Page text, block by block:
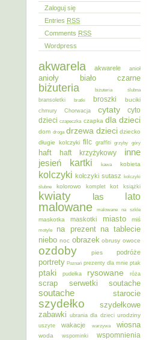
Zaloguj się
Entries RSS
Comments RSS
Wordpress
akwarela akwarele anioł
anioły biało czarne
biżuteria
biżuteria ślubna
bransoletki
bratki broszki buciki
chmury Chorwacja cytaty
cyto
dzieci czapeczka czapka dla dzieci
dom droga drzewa dzieci dziecko
długie kolczyki filc graffiti grzyby góry
haft haft krzyżykowy inne
jesień kartki kawa kobieta
kolczyki kolczyki sutasz kolczyki
ślubne
kolorowo komplet kot książki
kwiaty las lato
malowane malowane na szkle
maskotka maskotki miasto miś
motyle na prezent na tablecie
niebo noc obrazek obrusy owoce
ozdoby pies podróże
portrety Poznań prezenty dla mnie ptak
ptaki pudełka rysowane róża
scrap serwetki soutache
soutache starocie
szydełko
szydełkowe
zabawki ubrania dla dzieci urodziny
uszyte wakacje warzywa wiosna
woda wspominki
wspomnienia